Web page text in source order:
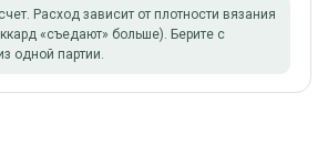
Расход зависит от плотности вязания
«съедают» больше). Берите с
одной партии.